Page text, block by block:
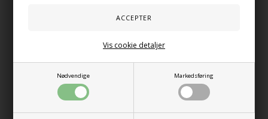
Nødvendige Markedsføring
Vis cookie detaljer